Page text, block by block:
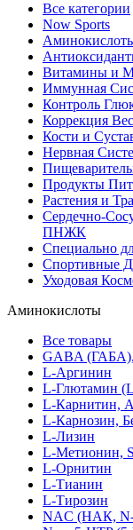
Все категории
Now Sports
Витамины и
Иммунная
Контроль
Коррекция
Кости и
Нервная
Продукты
Растения и
Сердечно-
ПНЖК
Специально
Спортивные
Уходовая
Аминокислоты
Все товары
GABA (ГАБА),
L-Аргинин
L-Глютамин
L-Карнитин,
L-Карнозин,
L-Лизин
L-Метионин,
L-Орнитин
L-Тианин
L-Тирозин
NAC (НАК, N-